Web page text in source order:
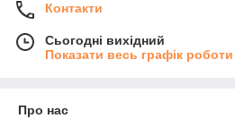
Контакти
Сьогодні вихідний
Показати весь графік роботи
Про нас